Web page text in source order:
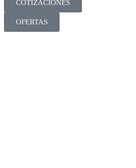
COTIZACIONES
OFERTAS